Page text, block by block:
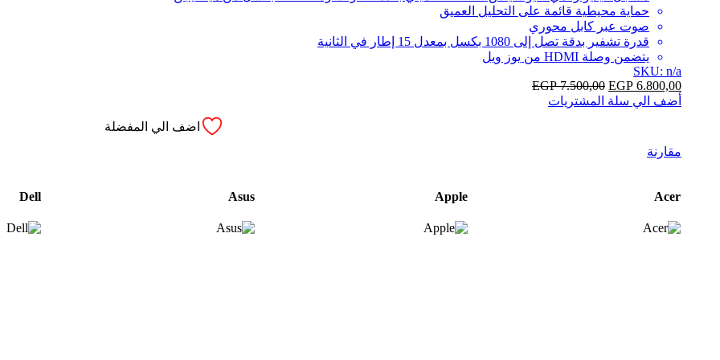
حماية محيطية قائمة على التحليل العميق
صوت عبر كابل محوري
قدرة تشفير بدقة تصل إلى 1080 بكسل بمعدل 15 إطار في الثانية
يتضمن وصلة HDMI من يوز ويل
SKU: n/a
EGP 6.800,00
EGP7.500,00
أضف الي سلة المشتريات
اضف الي المفضلة
مقارنة
Carousel
Acer
Apple
Asus
Dell